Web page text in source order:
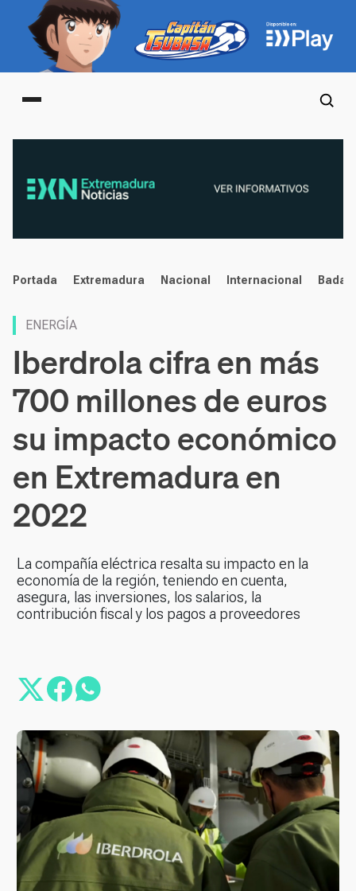
Main menu
noticias
Portada Extremadura Nacional Internacional
ENERGÍA
Iberdrola cifra en más
700 millones de euros
su impacto económico
en Extremadura en
2022
La compañía eléctrica resalta su impacto en la
economía de la región, teniendo en cuenta,
asegura, las inversiones, los salarios, la
contribución fiscal y los pagos a proveedores